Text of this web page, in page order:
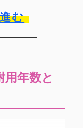
む
用年数と